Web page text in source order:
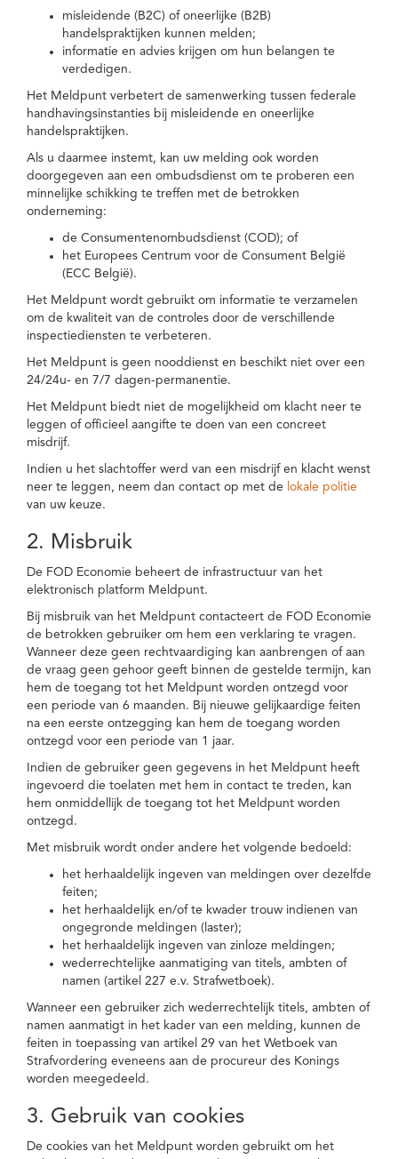
misleidende (B2C) of oneerlijke (B2B)
handelspraktijken kunnen melden;
informatie en advies krijgen om hun belangen te
verdedigen.
Het Meldpunt verbetert de samenwerking tussen federale
handhavingsinstanties bij misleidende en oneerlijke
handelspraktijken.
Als u daarmee instemt, kan uw melding ook worden
doorgegeven aan een ombudsdienst om te proberen een
minnelijke schikking te treffen met de betrokken
onderneming:
de Consumentenombudsdienst (COD); of
het Europees Centrum voor de Consument België
(ECC België).
Het Meldpunt wordt gebruikt om informatie te verzamelen
om de kwaliteit van de controles door de verschillende
inspectiediensten te verbeteren.
Het Meldpunt is geen nooddienst en beschikt niet over een
24/24u- en 7/7 dagen-permanentie.
Het Meldpunt biedt niet de mogelijkheid om klacht neer te
leggen of officieel aangifte te doen van een concreet
misdrijf.
Indien u het slachtoffer werd van een misdrijf en klacht wenst
neer te leggen, neem dan contact op met de lokale politie
van uw keuze.
2. Misbruik
De FOD Economie beheert de infrastructuur van het
elektronisch platform Meldpunt.
Bij misbruik van het Meldpunt contacteert de FOD Economie
de betrokken gebruiker om hem een verklaring te vragen.
Wanneer deze geen rechtvaardiging kan aanbrengen of aan
de vraag geen gehoor geeft binnen de gestelde termijn, kan
hem de toegang tot het Meldpunt worden ontzegd voor
een periode van 6 maanden. Bij nieuwe gelijkaardige feiten
na een eerste ontzegging kan hem de toegang worden
ontzegd voor een periode van 1 jaar.
Indien de gebruiker geen gegevens in het Meldpunt heeft
ingevoerd die toelaten met hem in contact te treden, kan
hem onmiddellijk de toegang tot het Meldpunt worden
ontzegd.
Met misbruik wordt onder andere het volgende bedoeld:
het herhaaldelijk ingeven van meldingen over dezelfde
feiten;
het herhaaldelijk en/of te kwader trouw indienen van
ongegronde meldingen (laster);
het herhaaldelijk ingeven van zinloze meldingen;
wederrechtelijke aanmatiging van titels, ambten of
namen (artikel 227 e.v. Strafwetboek).
Wanneer een gebruiker zich wederrechtelijk titels, ambten of
namen aanmatigt in het kader van een melding, kunnen de
feiten in toepassing van artikel 29 van het Wetboek van
Strafvordering eveneens aan de procureur des Konings
worden meegedeeld.
3. Gebruik van cookies
De cookies van het Meldpunt worden gebruikt om het